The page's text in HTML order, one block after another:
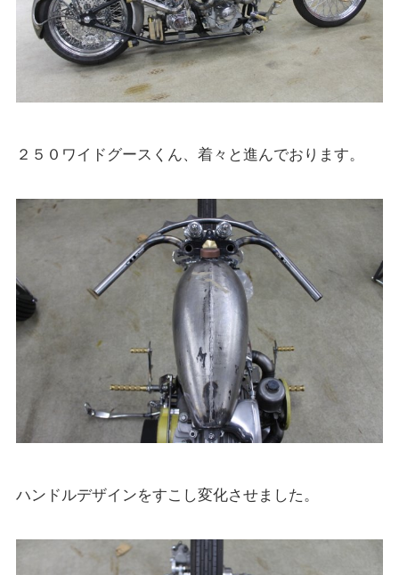
２５０ワイドグースくん、着々と進んでおります。
ハンドルデザインをすこし変化させました。